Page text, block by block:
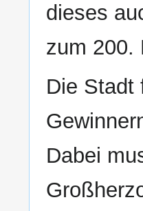
dieses
zum 200.
Die Stadt
Dabei